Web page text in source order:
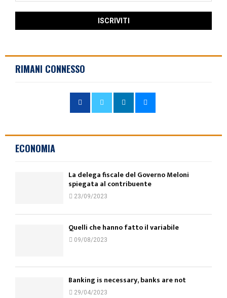
RIMANI CONNESSO
ECONOMIA
La delega fiscale del Governo Meloni
spiegata al contribuente
23/09/2023
Quelli che hanno fatto il variabile
09/08/2023
Banking is necessary, banks are not
29/04/2023